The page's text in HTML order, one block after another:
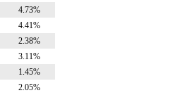
4.73%
4.41%
2.38%
3.11%
1.45%
2.05%